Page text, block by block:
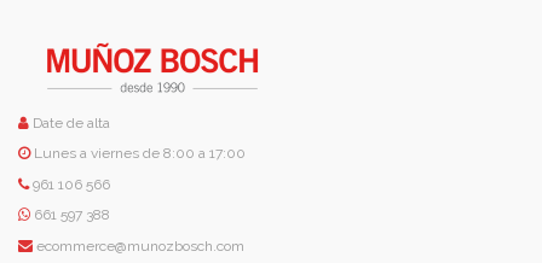
Date de alta
Lunes a viernes de 8:00 a 17:00
961 106 566
661 597 388
ecommerce@munozbosch.com